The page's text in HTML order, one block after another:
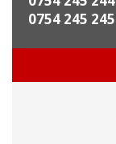
0754 245 245